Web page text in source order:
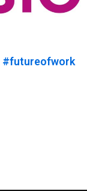
#futureofwork